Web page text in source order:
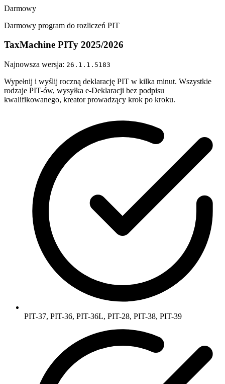
Darmowy
Darmowy program do rozliczeń PIT
TaxMachine PITy 2025/2026
Najnowsza wersja: 26.1.1.5183
Wypełnij i wyślij roczną deklarację PIT w kilka minut. Wszystkie
rodzaje PIT-ów, wysyłka e-Deklaracji bez podpisu
kwalifikowanego, kreator prowadzący krok po kroku.
PIT-37, PIT-36, PIT-36L, PIT-28, PIT-38, PIT-39